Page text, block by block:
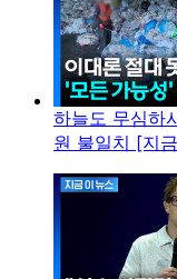
하늘도 무심하
원 불일치 [지